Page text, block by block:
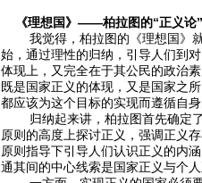
《理想国》——柏拉图的“正义论”
我觉得，柏拉图的《理想国》就
始，通过理性的归纳，引导人们到
体现上，又完全在于其公民的政治
既是国家正义的体现，又是国家之
都应该为这个目标的实现而遵循自
归纳起来讲，柏拉图首先确定了
原则的高度上探讨正义，强调正义
原则指导下引导人们认识正义的内
通其间的中心线索是国家正义与个